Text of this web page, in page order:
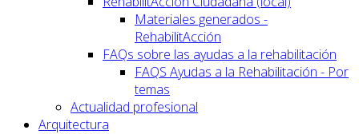
Materiales generados -
RehabilitAcción
FAQs sobre las ayudas a la rehabilitación
FAQS Ayudas a la Rehabilitación - Por
temas
Actualidad profesional
Arquitectura